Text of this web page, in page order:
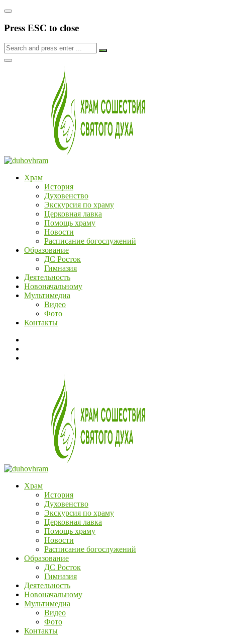
Press ESC to close
Храм
История
Духовенство
Экскурсия по храму
Церковная лавка
Помощь храму
Новости
Расписание богослужений
Образование
ДС Росток
Гимназия
Деятельность
Новоначальному
Мультимедиа
Видео
Фото
Контакты
Храм
История
Духовенство
Экскурсия по храму
Церковная лавка
Помощь храму
Новости
Расписание богослужений
Образование
ДС Росток
Гимназия
Деятельность
Новоначальному
Мультимедиа
Видео
Фото
Контакты